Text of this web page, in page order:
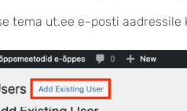
tema ut.ee e-posti